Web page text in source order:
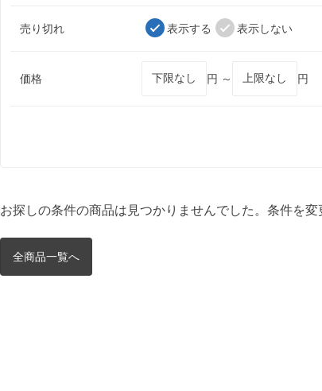
売り切れ 表示する 表示しない
価格 円 ～ 円
お探しの条件の商品は見つかりませんでした。条件を変
全商品一覧へ